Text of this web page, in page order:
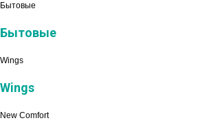
Бытовые
Бытовые
Wings
Wings
New Comfort